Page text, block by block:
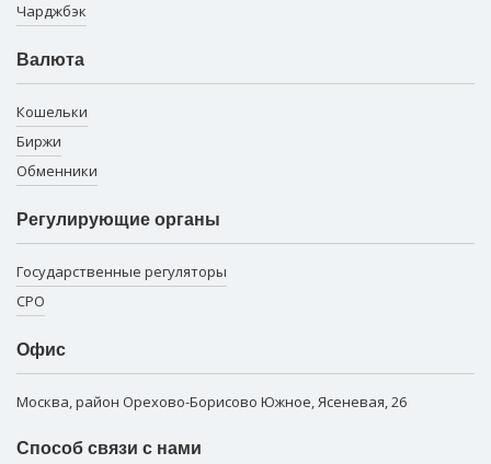
Чарджбэк
Валюта
Кошельки
Биржи
Обменники
Регулирующие органы
Государственные регуляторы
СРО
Офис
Москва, район Орехово-Борисово Южное, Ясеневая, 26
Способ связи с нами